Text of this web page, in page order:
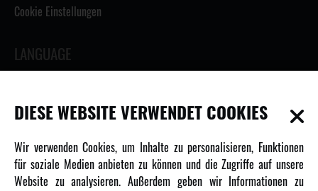
Cookie Einstellungen
LANGUAGE
INFORMATIONEN
Newsletter
DIESE WEBSITE VERWENDET COOKIES
Wir verwenden Cookies, um Inhalte zu personalisieren, Funktionen
für soziale Medien anbieten zu können und die Zugriffe auf unsere
Website zu analysieren. Außerdem geben wir Informationen zu